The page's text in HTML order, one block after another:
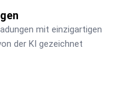
mit einzigartigen
der KI gezeichnet